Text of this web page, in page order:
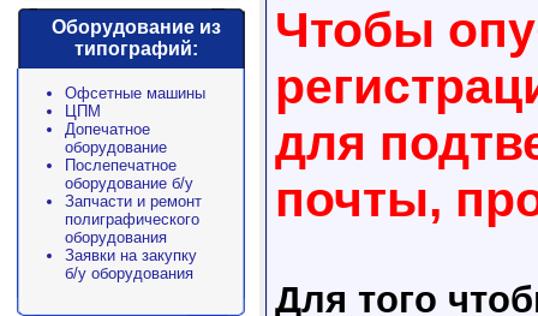
Оборудование из
типографий:
Офсетные машины
ЦПМ
Допечатное
оборудование
Послепечатное
оборудование б/у
Запчасти и ремонт
полиграфического
оборудования
Заявки на закупку
б/у оборудования
Чтобы
для
почты,
Для того